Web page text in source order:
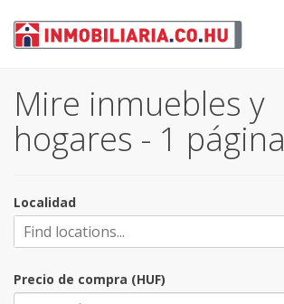
Mire inmuebles y
hogares - 1 página
Localidad
Precio de compra (HUF)